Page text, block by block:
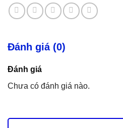
Đánh giá (0)
Đánh giá
Chưa có đánh giá nào.